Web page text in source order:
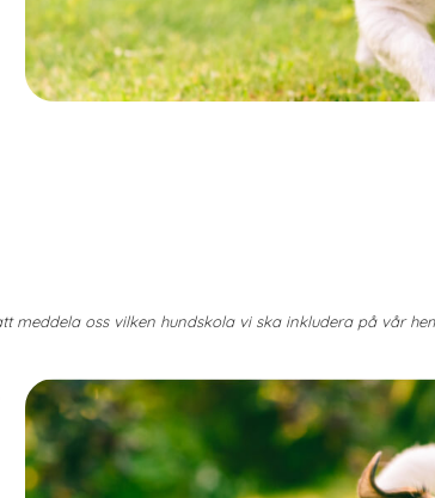
oss vilken hundskola vi ska inkludera på vår